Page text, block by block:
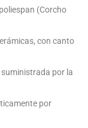
(Corcho
con canto
por la
por